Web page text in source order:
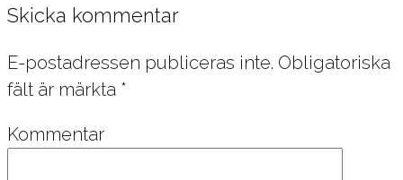
Skicka kommentar
E-postadressen publiceras inte. Obligatoriska
fält är märkta *
Kommentar